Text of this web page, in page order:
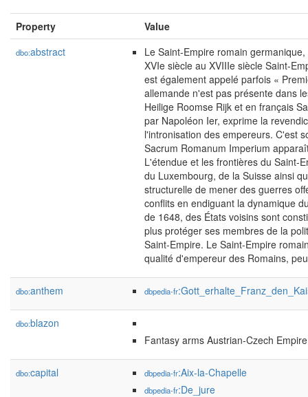
Property Value
dbo:abstract
Le Saint-Empire romain
XVIe siècle au XVIIIe siècle Saint-
est également appelé parfois «
allemande n'est pas présente dans
Heilige Roomse Rijk et en français
par Napoléon Ier, exprime la
l'intronisation des empereurs. C'est
Sacrum Romanum Imperium
L'étendue et les frontières du Saint-
du Luxembourg, de la Suisse ainsi
structurelle de mener des guerres
conflits en endiguant la dynamique
de 1648, des États voisins sont
plus protéger ses membres de la
Saint-Empire. Le Saint-Empire
qualité d'empereur des Romains,
dbo:anthem dbpedia-fr
dbo:blazon
Fantasy arms Austrian-Czech
dbo:capital dbpedia-fr:Aix-la-Chapelle
dbpedia-fr:De_jure